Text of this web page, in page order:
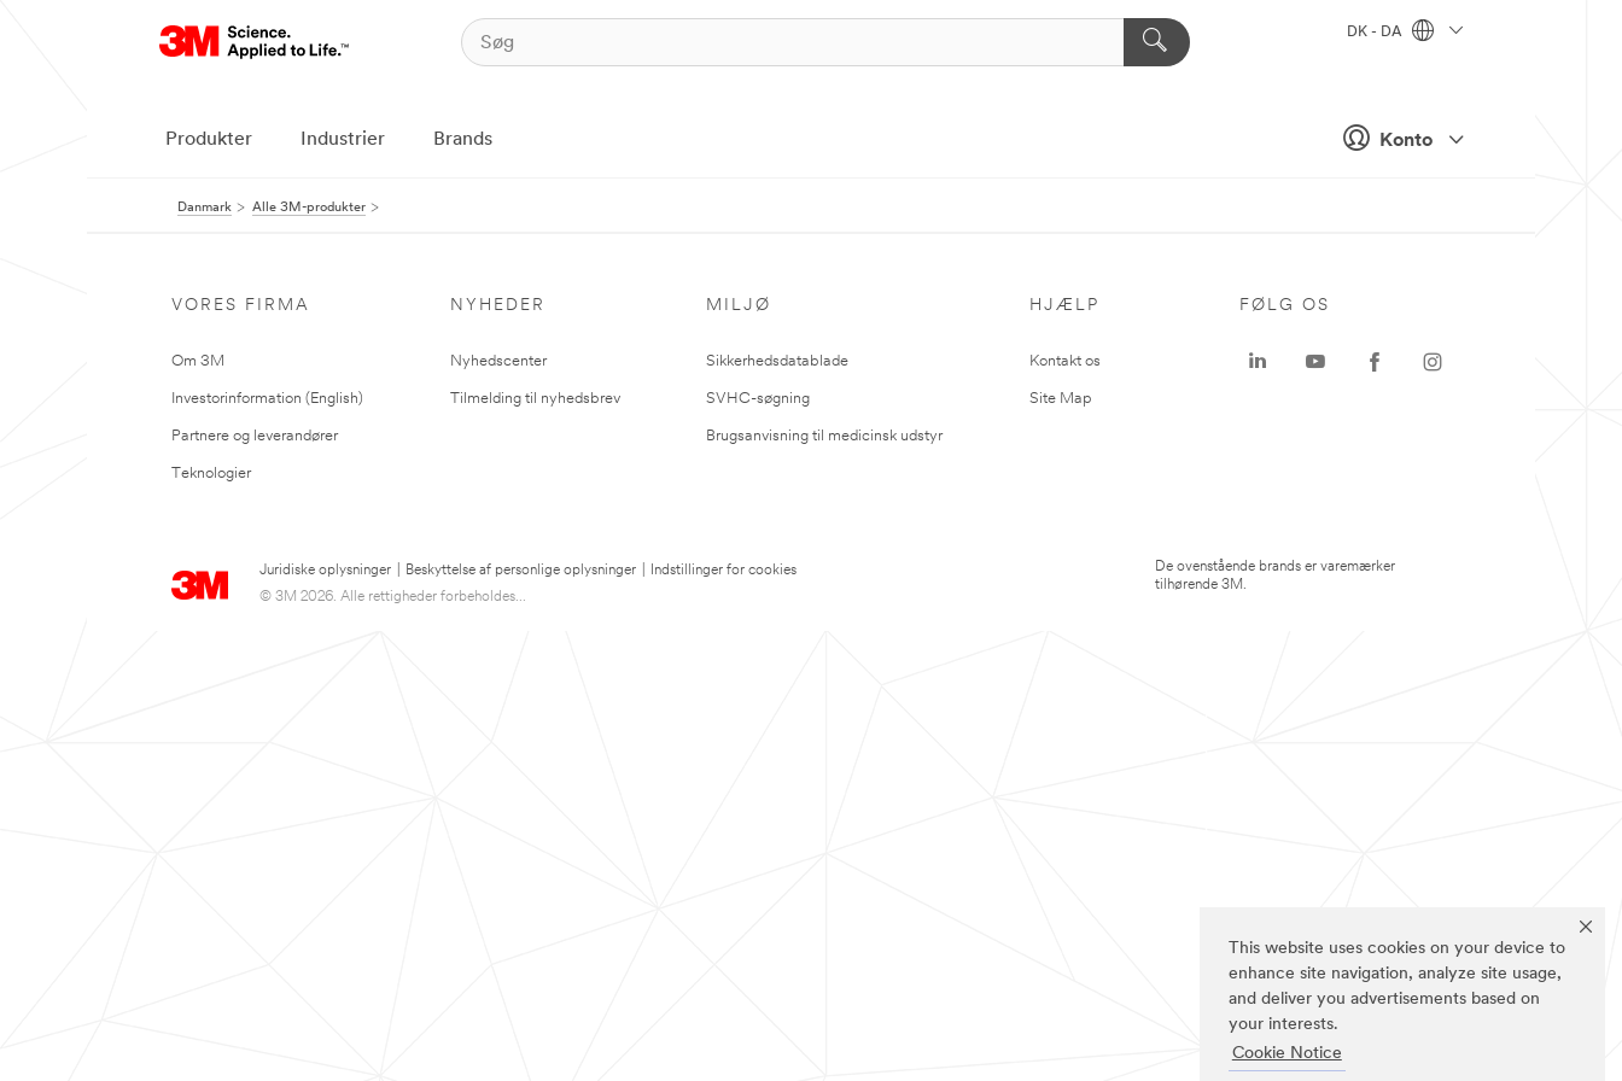
This website uses cookies on your device to
enhance site navigation, analyze site usage,
and deliver you advertisements based on
your interests.
Cookie Notice
Konto
DK - DA
Produkter Industrier Brands
Danmark Alle 3M-produkter
VORES FIRMA
Om 3M
Investorinformation (English)
Partnere og leverandører
Teknologier
NYHEDER
Nyhedscenter
Tilmelding til nyhedsbrev
MILJØ
Sikkerhedsdatablade
SVHC-søgning
Brugsanvisning til medicinsk udstyr
HJÆLP
Kontakt os
Site Map
Juridiske oplysninger Beskyttelse af personlige oplysninger
Indstillinger for cookies
© 3M 2026. Alle rettigheder forbeholdes...
FØLG OS
De ovenstående brands er varemærker
tilhørende 3M.